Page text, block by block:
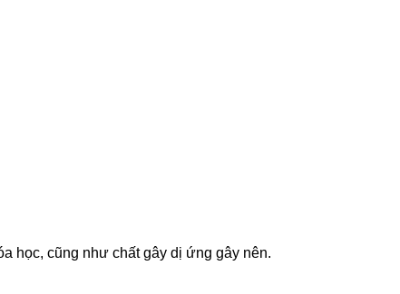
học, cũng như chất gây dị ứng gây nên.